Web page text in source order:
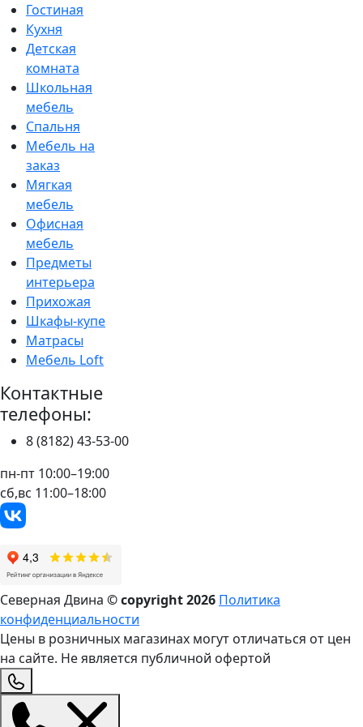
Гостиная
Кухня
Детская
комната
Школьная
мебель
Спальня
Мебель на
заказ
Мягкая
мебель
Офисная
мебель
Предметы
интерьера
Прихожая
Шкафы-купе
Матрасы
Мебель Loft
Контактные
телефоны:
8 (8182) 43-53-00
пн-пт 10:00–19:00
сб,вс 11:00–18:00
Северная Двина © copyright2026 Политика
конфиденциальности
Цены в розничных магазинах могут отличаться от цен
на сайте. Не является публичной офертой